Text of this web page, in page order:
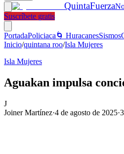
QuintaFuerza
Suscríbete gratis
PortadaPoliciaca 🌀 HuracanesSismos
Inicio/quintana roo/Isla Mujeres
Isla Mujeres
Aguakan impulsa
J
Joiner Martínez·4 de agosto de 2025·3